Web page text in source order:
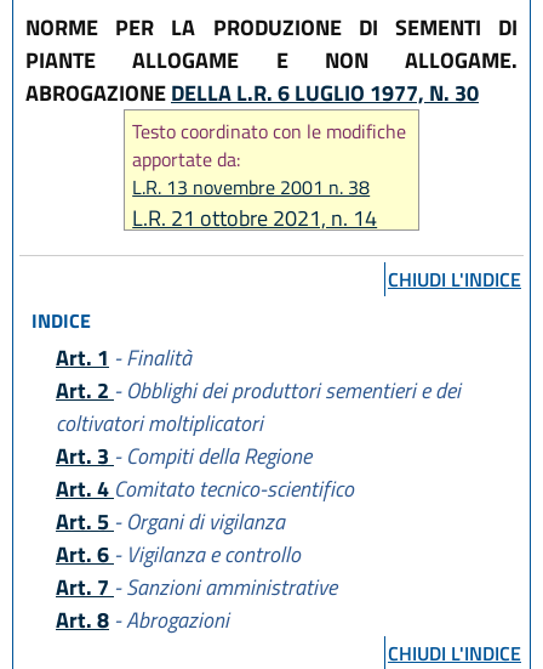
NORME PER LA PRODUZIONE DI SEMENTI DI
PIANTE ALLOGAME E NON ALLOGAME.
ABROGAZIONEDELLA L.R. 6 LUGLIO 1977, N. 30
Testo coordinato con le modifiche
apportate da:
L.R. 13 novembre 2001 n. 38
L.R. 21 ottobre 2021, n. 14
CHIUDI L'INDICE
INDICE
Art. 1 - Finalità
Art. 2 - Obblighi dei produttori sementieri e dei
coltivatori moltiplicatori
Art. 3 - Compiti della Regione
Art. 4 Comitato tecnico-scientifico
Art. 5 - Organi di vigilanza
Art. 6 - Vigilanza e controllo
Art. 7 - Sanzioni amministrative
Art. 8 - Abrogazioni
CHIUDI L'INDICE